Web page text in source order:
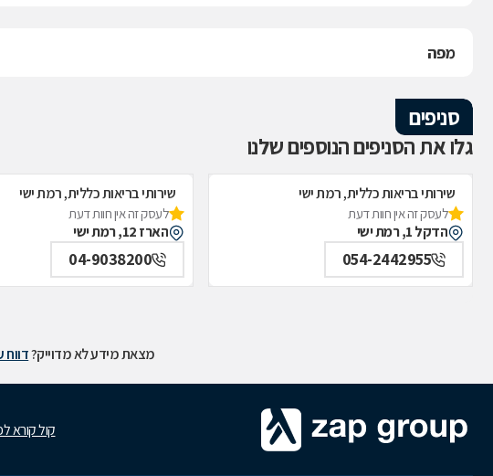
מפה
סניפים
גלו את הסניפים הנוספים שלנו
שירותי בריאות כללית, רמת ישי
לעסק זה אין חוות דעת
הדקל 1, רמת ישי
054-2442955
שירותי בריאות כללית, רמת ישי
לעסק זה אין חוות דעת
הארז 12, רמת ישי
04-9038200
מצאת מידע לא מדוייק?
קול קורא